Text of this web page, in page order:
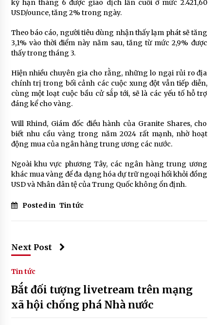
kỳ hạn tháng 6 được giao dịch lần cuối ở mức 2.421,60
USD/ounce, tăng 2% trong ngày.
Theo báo cáo, người tiêu dùng nhận thấy lạm phát sẽ tăng
3,1% vào thời điểm này năm sau, tăng từ mức 2,9% được
thấy trong tháng 3.
Hiện nhiều chuyên gia cho rằng, những lo ngại rủi ro địa
chính trị trong bối cảnh các cuộc xung đột vẫn tiếp diễn,
cùng một loạt cuộc bầu cử sắp tới, sẽ là các yếu tố hỗ trợ
đáng kể cho vàng.
Will Rhind, Giám đốc điều hành của Granite Shares, cho
biết nhu cầu vàng trong năm 2024 rất mạnh, nhờ hoạt
động mua của ngân hàng trung ương các nước.
Ngoài khu vực phương Tây, các ngân hàng trung ương
khác mua vàng để đa dạng hóa dự trữ ngoại hối khỏi đồng
USD và Nhân dân tệ của Trung Quốc không ổn định.
Posted in Tin tức
Next Post
Tin tức
Bắt đối tượng livetream trên mạng
xã hội chống phá Nhà nước